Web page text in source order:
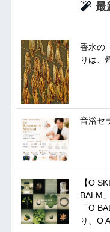
最
香水の
りは、
音浴セ
【O
BALM
「O
り、O